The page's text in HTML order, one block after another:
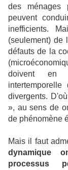
des ménages
peuvent
inefficients.
(seulement) de
défauts de la
doivent en
divergents.
», au sens de
de phénomène
Mais il faut
dynamique
processus